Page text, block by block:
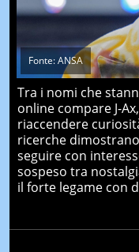
Fonte: ANSA
Tra i nomi che
online compare J-
riaccendere
ricerche
seguire con
sospeso tra
il forte legame con